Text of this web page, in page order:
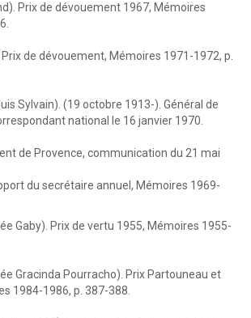
Prix de dévouement 1967, Mémoires
de dévouement, Mémoires 1971-1972, p.
Sylvain). (19 octobre 1913-). Général de
national le 16 janvier 1970.
de Provence, communication du 21 mai
du secrétaire annuel, Mémoires 1969-
Gaby). Prix de vertu 1955, Mémoires 1955-
Gracinda Pourracho). Prix Partouneau et
1984-1986, p. 387-388.